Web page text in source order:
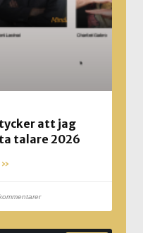
att jag
talare 2026
»